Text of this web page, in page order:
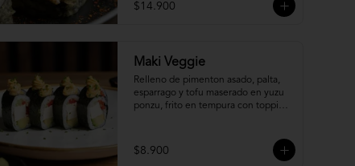
$14.900
Maki Veggie
Relleno de pimenton asado, palta,
esparrago y tofu maserado en yuzu
ponzu, frito en tempura con topping
$8.900